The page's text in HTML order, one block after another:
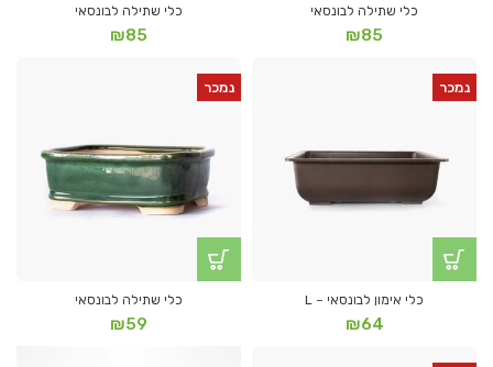
כלי שתילה לבונסאי
₪85
כלי שתילה לבונסאי
₪85
נמכר
כלי אימון לבונסאי – L
₪64
נמכר
כלי שתילה לבונסאי
₪59